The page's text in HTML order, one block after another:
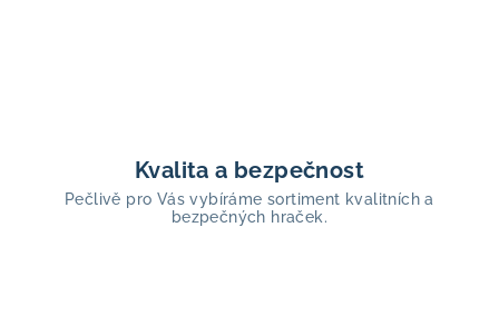
k
y
v
Kvalita a bezpečnost
Pečlivě pro Vás vybíráme sortiment kvalitních a
bezpečných hraček.